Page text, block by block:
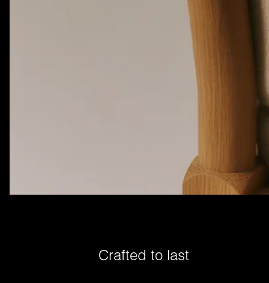
Crafted to last